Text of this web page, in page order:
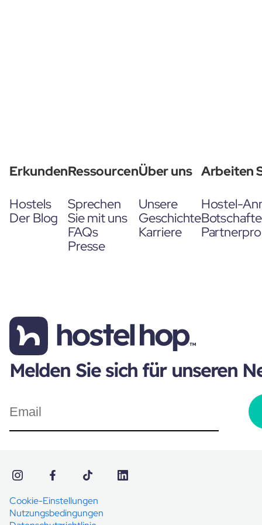
Erkunden
Hostels
Der Blog
Ressourcen
Sprechen
Sie mit uns
FAQs
Presse
Über uns
Unsere
Geschichte
Karriere
Arbeiten
Hostel-
Melden Sie sich für unseren
Cookie-Einstellungen
Nutzungsbedingungen